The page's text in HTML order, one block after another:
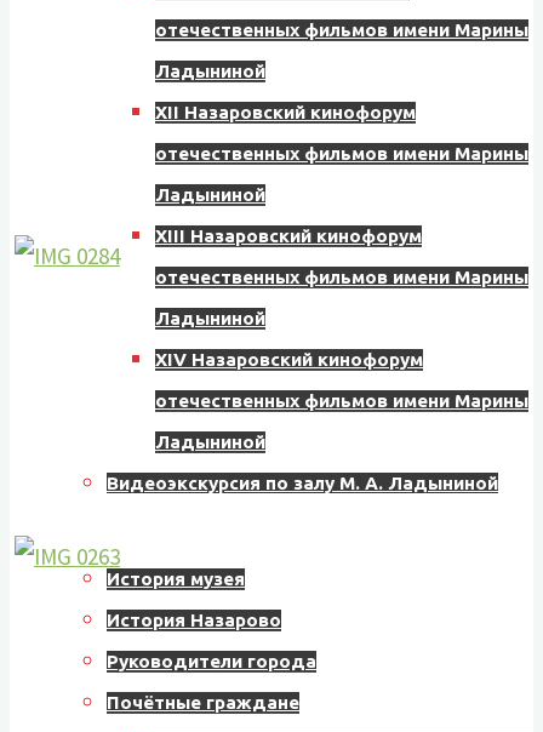
отечественных фильмов имени Марины
Ладыниной
XII Назаровский кинофорум
отечественных фильмов имени Марины
Ладыниной
XIII Назаровский кинофорум
отечественных фильмов имени Марины
Ладыниной
XIV Назаровский кинофорум
отечественных фильмов имени Марины
Ладыниной
Видеоэкскурсия по залу М. А. Ладыниной
История музея
История Назарово
Руководители города
Почётные граждане